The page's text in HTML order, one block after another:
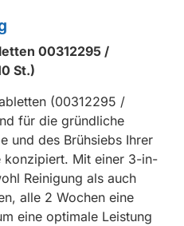
00312295 /
St.)
(00312295 /
für die gründliche
und des Brühsiebs Ihrer
konzipiert. Mit einer 3-in-
Reinigung als auch
alle 2 Wochen eine
eine optimale Leistung